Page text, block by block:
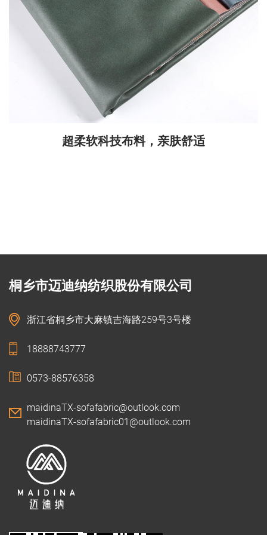
超柔软科技布料，亲肤舒适
桐乡市迈迪纳纺织股份有限公司
浙江省桐乡市大麻镇吉海路259号3号楼
18888743777
0573-88576358
maidinaTX-sofafabric@outlook.com
maidinaTX-sofafabric01@outlook.com